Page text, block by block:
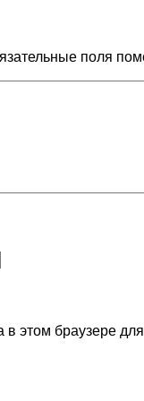
поля
этом браузере